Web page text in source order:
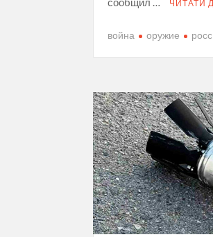
ЧИТАТИ
война оружие